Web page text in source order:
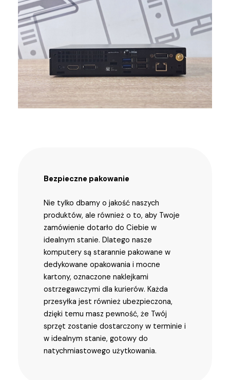
Bezpieczne pakowanie
Nie tylko dbamy o jakość naszych
produktów, ale również o to, aby Twoje
zamówienie dotarło do Ciebie w
idealnym stanie. Dlatego nasze
komputery są starannie pakowane w
dedykowane opakowania i mocne
kartony, oznaczone naklejkami
ostrzegawczymi dla kurierów. Każda
przesyłka jest również ubezpieczona,
dzięki temu masz pewność, że Twój
sprzęt zostanie dostarczony w terminie i
w idealnym stanie, gotowy do
natychmiastowego użytkowania.